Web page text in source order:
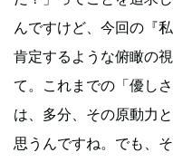
んですけど、今回の『
肯定するような俯瞰の
て。これまでの「優し
は、多分、その原動力
思うんですね。でも、